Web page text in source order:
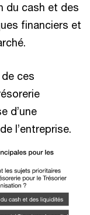
du cash et des
financiers et
ces
d’une
l’entreprise.